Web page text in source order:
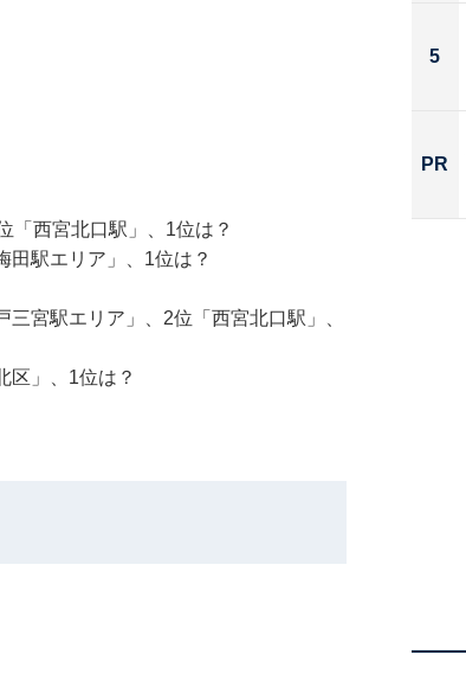
「西宮北口駅」、1位は？
田駅エリア」、1位は？
宮駅エリア」、2位「西宮北口駅」、
区」、1位は？
5
PR